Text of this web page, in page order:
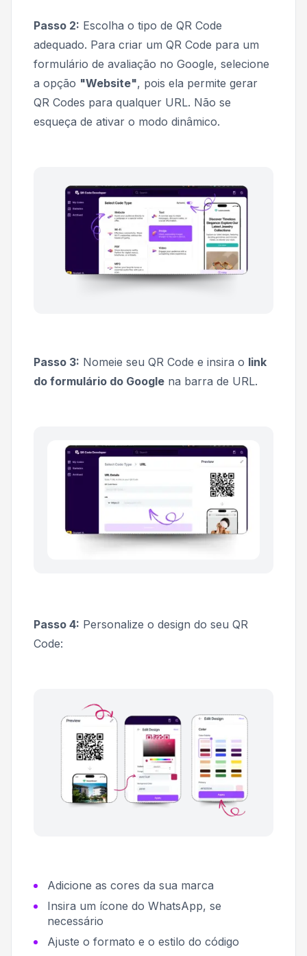
Passo 2: Escolha o tipo de QR Code
adequado. Para criar um QR Code para um
formulário de avaliação no Google, selecione
a opção "Website", pois ela permite gerar
QR Codes para qualquer URL. Não se
esqueça de ativar o modo dinâmico.
Passo 3: Nomeie seu QR Code e insira o link
do formulário do Google na barra de URL.
Passo 4: Personalize o design do seu QR
Code:
Adicione as cores da sua marca
Insira um ícone do WhatsApp, se
necessário
Ajuste o formato e o estilo do código